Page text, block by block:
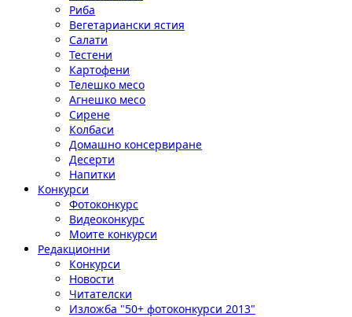
Риба
Вегетариански ястия
Салати
Тестени
Картофени
Телешко месо
Агнешко месо
Сирене
Колбаси
Домашно консервиране
Десерти
Напитки
Конкурси
Фотоконкурс
Видеоконкурс
Моите конкурси
Редакционни
Конкурси
Новости
Читателски
Изложба "50+ фотоконкурси 2013"